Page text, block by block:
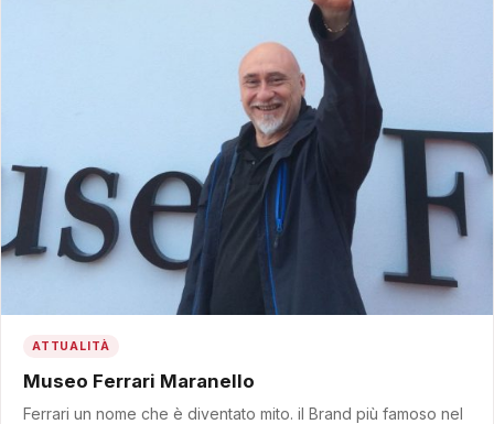
ATTUALITÀ
Museo Ferrari Maranello
Ferrari un nome che è diventato mito. il Brand più famoso nel